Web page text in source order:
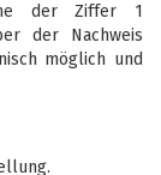
der Ziffer 1
der Nachweis
möglich und